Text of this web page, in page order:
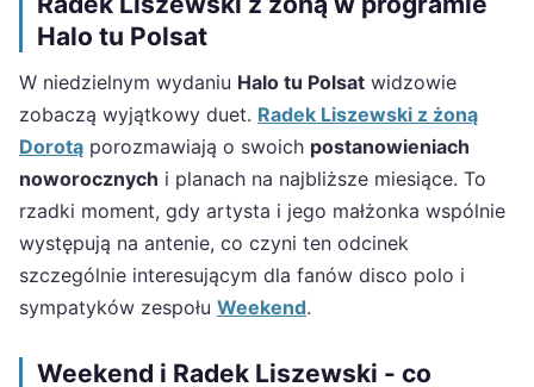
Halo tu Polsat
W niedzielnym wydaniu Halo tu Polsat widzowie
zobaczą wyjątkowy duet. Radek Liszewski z żoną
Dorotą porozmawiają o swoich postanowieniach
noworocznych i planach na najbliższe miesiące. To
rzadki moment, gdy artysta i jego małżonka wspólnie
występują na antenie, co czyni ten odcinek
szczególnie interesującym dla fanów disco polo i
sympatyków zespołu Weekend.
Weekend i Radek Liszewski - co